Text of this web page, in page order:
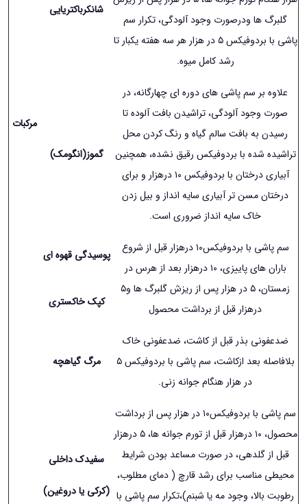
مرکبات
گلبرگ ها ودرصورت وجود آلودگی، تکرار سم
پاشی با بردوفیکس ۵ در هزار هر سه هفته یکبار تا
رشد کامل میوه.
شانکرباکتریایی
علاوه بر سم پاشی های دوره ای چهارگانه، در
صورت وجود آلودگی، تراشیدن بافت آلوده تا
رسیدن به بافت سالم گیاه و رنگ کردن محل
تراشیده شده با بردوفیکس رقیق نشده، همچنین
آبیاری درختان با بردوفیکس ١۰ درهزار و برای
درختان مسن تر آبیاری سایه انداز و بیل زدن
خاک سایه انداز ضروری است.
گموز(انگومک)
سم پاشی با بردوفیکس١۰ درهزار قبل از شروع
باران های پاییزی، ١۰ درهزار بعد از هرس در
زمستان، ۵ در هزار پس از ریزش گلبرگ ها و۵
درهزار قبل از برداشت محصول
پوسیدگی قهوه ای
کپک خاکستری
ضدعفونی بذر قبل از کاشت، ضدعفونی خاک
بلافاصله بعد ازکاشت، سم پاشی با بردوفیکس ۵
در هزار هنگام جوانه زنی.
مرگ گیاهچه
سم پاشی با بردوفیکس١۰ در هزار پس از برداشت
محصول، ١۰ درهزار قبل از تورم جوانه ها، ۵ درهزار
قبل از گلدهی، در صورت مساعد بودن شرایط
محیطی مناسب برای رشد قارچ ( دمای مطلوب،
رطوبت بالا، وجود مه یا شبنم)،تکرار سم پاشی با
سفیدک داخلی
(کرکی یا دروغین)